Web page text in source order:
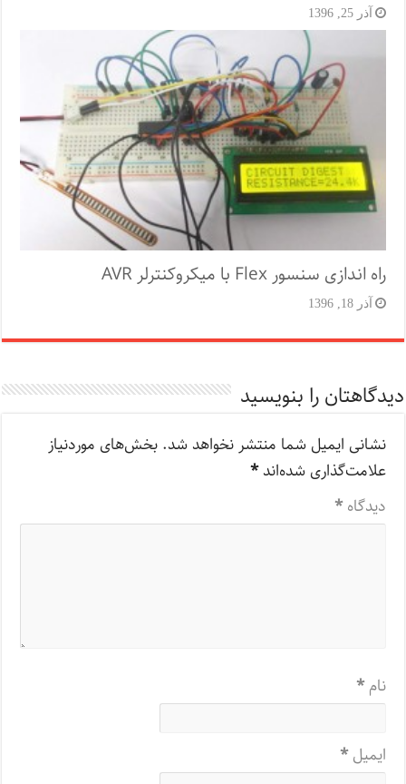
آذر 25, 1396
راه اندازی سنسور Flex با میکروکنترلر AVR
آذر 18, 1396
دیدگاهتان را بنویسید
نشانی ایمیل شما منتشر نخواهد شد. بخش‌های موردنیاز
علامت‌گذاری شده‌اند*
دیدگاه*
نام*
ایمیل*